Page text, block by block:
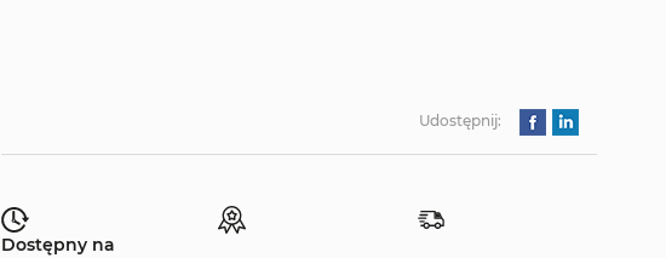
Udostępnij:
Dostępny na